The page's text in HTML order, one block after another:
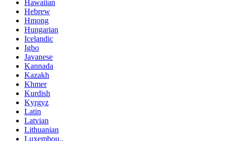
Hawaiian
Hebrew
Hmong
Hungarian
Icelandic
Igbo
Javanese
Kannada
Kazakh
Khmer
Kurdish
Kyrgyz
Latin
Latvian
Lithuanian
Luxembou..